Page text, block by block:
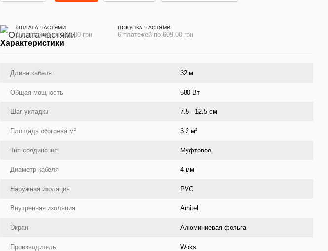
ОПЛАТА ЧАСТЯМИ
6 платежей по 609.00 грн
ПОКУПКА ЧАСТЯМИ
6 платежей по 609.00 грн
Характеристики
Длина кабеля 32 м
Общая мощность 580 Вт
Шаг укладки 7.5 - 12.5 см
Площадь обогрева м² 3.2 м²
Тип соединения Муфтовое
Диаметр кабеля 4 мм
Наружная изоляция PVC
Внутренняя изоляция Arnitel
Экран Алюминиевая фольга
Производитель Woks